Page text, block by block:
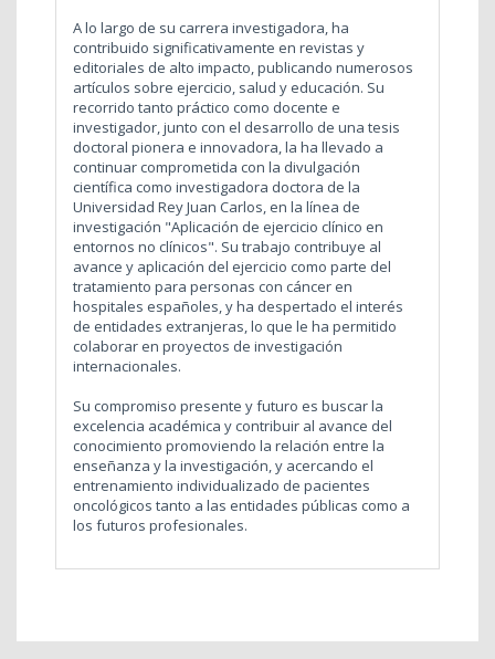
A lo largo de su carrera investigadora, ha
contribuido significativamente en revistas y
editoriales de alto impacto, publicando numerosos
artículos sobre ejercicio, salud y educación. Su
recorrido tanto práctico como docente e
investigador, junto con el desarrollo de una tesis
doctoral pionera e innovadora, la ha llevado a
continuar comprometida con la divulgación
científica como investigadora doctora de la
Universidad Rey Juan Carlos, en la línea de
investigación "Aplicación de ejercicio clínico en
entornos no clínicos". Su trabajo contribuye al
avance y aplicación del ejercicio como parte del
tratamiento para personas con cáncer en
hospitales españoles, y ha despertado el interés
de entidades extranjeras, lo que le ha permitido
colaborar en proyectos de investigación
internacionales.
Su compromiso presente y futuro es buscar la
excelencia académica y contribuir al avance del
conocimiento promoviendo la relación entre la
enseñanza y la investigación, y acercando el
entrenamiento individualizado de pacientes
oncológicos tanto a las entidades públicas como a
los futuros profesionales.